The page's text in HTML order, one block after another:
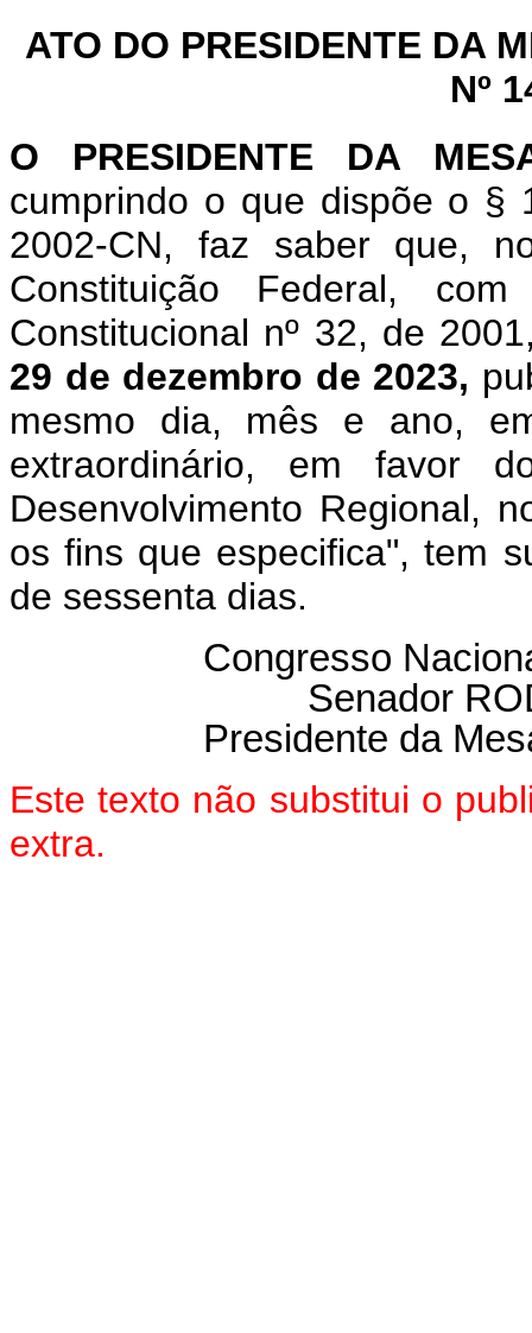
ATO DO PRESIDENTE DA
Nº
O PRESIDENTE DA
cumprindo o que dispõe o §
2002-CN, faz saber que,
Constituição Federal,
Constitucional nº 32, de
29 de dezembro de 2023,
mesmo dia, mês e ano,
extraordinário, em favor
Desenvolvimento Regional,
os fins que especifica", tem
de sessenta dias.
Congresso
Senador
Presidente da
Este texto não substitui o
extra.